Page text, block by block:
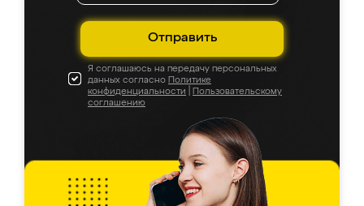
Отправить
Я соглашаюсь на передачу персональных
данных согласно Политике
конфиденциальности
Пользовательскому
соглашению